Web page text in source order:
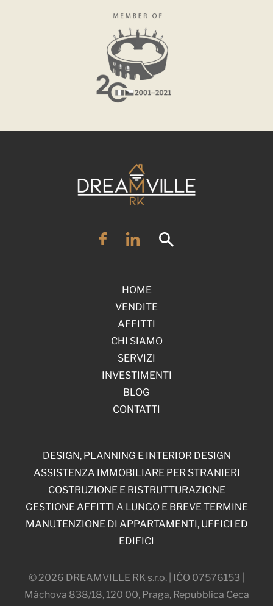
HOME
VENDITE
AFFITTI
CHI SIAMO
SERVIZI
INVESTIMENTI
BLOG
CONTATTI
© 2026 DREAMVILLE RK s.r.o. | IČO 07576153 |
Máchova 838/18, 120 00, Praga, Repubblica Ceca
DESIGN, PLANNING E INTERIOR DESIGN
ASSISTENZA IMMOBILIARE PER STRANIERI
COSTRUZIONE E RISTRUTTURAZIONE
GESTIONE AFFITTI A LUNGO E BREVE TERMINE
MANUTENZIONE DI APPARTAMENTI, UFFICI ED
EDIFICI